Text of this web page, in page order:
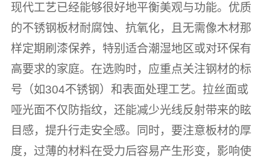
现代工艺已经能够很好地平衡美观与功能。优质
的不锈钢板材耐腐蚀、抗氧化，且无需像木材那
样定期刷漆保养，特别适合潮湿地区或对环保有
高要求的家庭。在选购时，应重点关注钢材的标
号（如304不锈钢）和表面处理工艺。拉丝面或
哑光面不仅防指纹，还能减少光线反射带来的眩
目感，提升行走安全感。同时，要注意板材的厚
度，过薄的材料在受力后容易产生形变，影响使